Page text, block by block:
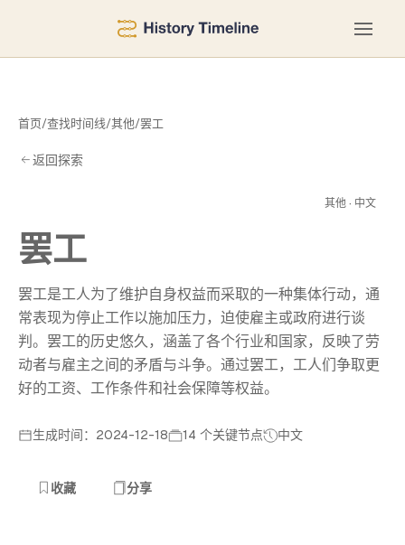
首页/查找时间线/其他/罢工
返回探索
其他 · 中文
罢工
罢工是工人为了维护自身权益而采取的一种集体行动，通
常表现为停止工作以施加压力，迫使雇主或政府进行谈
判。罢工的历史悠久，涵盖了各个行业和国家，反映了劳
动者与雇主之间的矛盾与斗争。通过罢工，工人们争取更
好的工资、工作条件和社会保障等权益。
生成时间：2024-12-18 14 个关键节点 中文
收藏 分享